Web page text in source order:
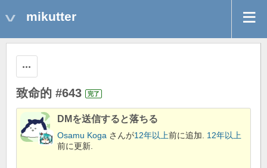
mikutter
致命的 #643 完了
DMを送信すると落ちる
Osamu Koga さんが12年以上前に追加. 12年以上
前に更新.